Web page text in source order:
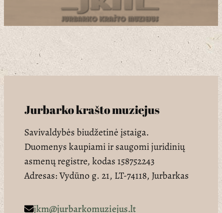
Jurbarko krašto muziejus
Savivaldybės biudžetinė įstaiga.
Duomenys kaupiami ir saugomi juridinių
asmenų registre, kodas 158752243
Adresas: Vydūno g. 21, LT-74118, Jurbarkas
jkm@jurbarkomuziejus.lt